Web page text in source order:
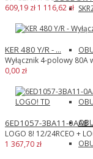
609,19 zł 1 116,62 zł
KER 480 Y/R - ...
Wyłącznik 4-polowy 80A
0,00 zł
6ED1057-3BA11-0AA8
LOGO 8! 12/24RCEO +
1 367,70 zł